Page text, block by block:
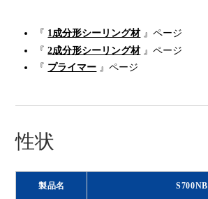
『 1成分形シーリング材』ページ
『2成分形シーリング材』ページ
『 プライマー 』ページ
性状
製品名 S700NB